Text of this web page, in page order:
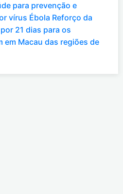
para prevenção e
vírus Ébola Reforço da
21 dias para os
em Macau das regiões de